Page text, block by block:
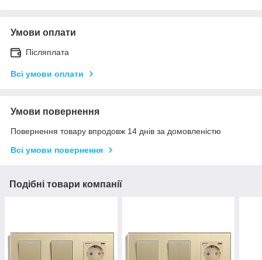
Умови оплати
Післяплата
Всі умови оплати
Умови повернення
Повернення товару впродовж 14 днів за домовленістю
Всі умови повернення
Подібні товари компанії